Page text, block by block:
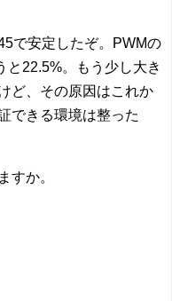
で安定したぞ。PWMの
と22.5%。もう少し大き
ど、その原因はこれか
できる環境は整った
すか。